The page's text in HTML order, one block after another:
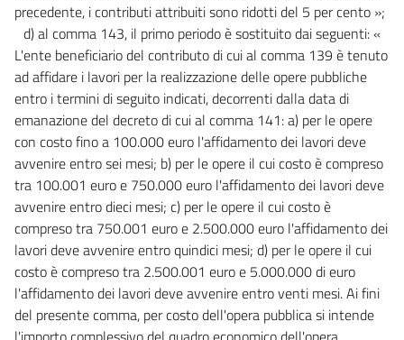
precedente, i contributi attribuiti sono ridotti del 5 per cento »;
d) al comma 143, il primo periodo è sostituito dai seguenti: «
L'ente beneficiario del contributo di cui al comma 139 è tenuto
ad affidare i lavori per la realizzazione delle opere pubbliche
entro i termini di seguito indicati, decorrenti dalla data di
emanazione del decreto di cui al comma 141: a) per le opere
con costo fino a 100.000 euro l'affidamento dei lavori deve
avvenire entro sei mesi; b) per le opere il cui costo è compreso
tra 100.001 euro e 750.000 euro l'affidamento dei lavori deve
avvenire entro dieci mesi; c) per le opere il cui costo è
compreso tra 750.001 euro e 2.500.000 euro l'affidamento dei
lavori deve avvenire entro quindici mesi; d) per le opere il cui
costo è compreso tra 2.500.001 euro e 5.000.000 di euro
l'affidamento dei lavori deve avvenire entro venti mesi. Ai fini
del presente comma, per costo dell'opera pubblica si intende